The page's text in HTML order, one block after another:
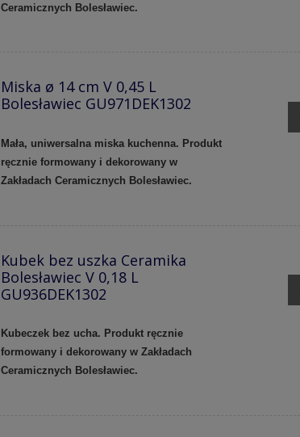
Ceramicznych Bolesławiec.
Miska ø 14 cm V 0,45 L
Bolesławiec GU971DEK1302
Mała, uniwersalna miska kuchenna. Produkt
ręcznie formowany i dekorowany w
Zakładach Ceramicznych Bolesławiec.
Kubek bez uszka Ceramika
Bolesławiec V 0,18 L
GU936DEK1302
Kubeczek bez ucha. Produkt ręcznie
formowany i dekorowany w Zakładach
Ceramicznych Bolesławiec.